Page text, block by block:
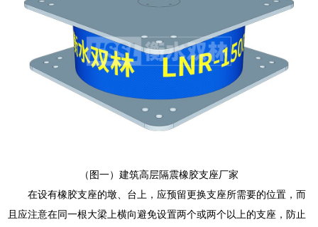
（图一）建筑高层隔震橡胶支座厂家
在设有橡胶支座的墩、台上，应预留更换支座所需要的位置，而
且应注意在同一根大梁上横向避免设置两个或两个以上的支座，防止